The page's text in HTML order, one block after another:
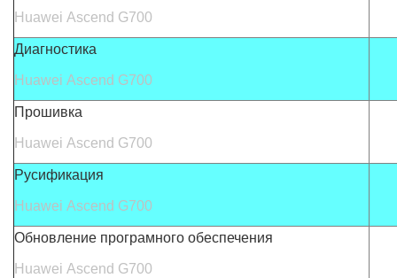
Huawei Ascend G700
Диагностика
Huawei Ascend G700
Прошивка
Huawei Ascend G700
Русификация
Huawei Ascend G700
Обновление програмного обеспечения
Huawei Ascend G700